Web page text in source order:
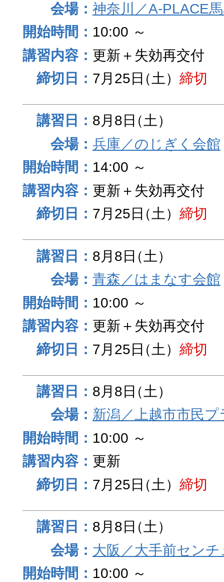
神奈川／A-PLACE
10:00 ～
更新＋失効再交付
7月25日（土） 締切
8月8日（土）
兵庫／のじぎく会館
14:00 ～
更新＋失効再交付
7月25日（土） 締切
8月8日（土）
青森／はまなす会館
10:00 ～
更新＋失効再交付
7月25日（土） 締切
8月8日（土）
新潟／上越市市民プ
10:00 ～
更新
7月25日（土） 締切
8月8日（土）
大阪／大手前セン
10:00 ～